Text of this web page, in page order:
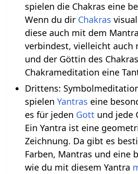
spielen die Chakras eine
Wenn du dir Chakras
diese auch mit dem
verbindest, vielleicht auch
und der Göttin des
Chakrameditation eine
Drittens:
spielen Yantras eine
es für jeden Gott und jede
Ein Yantra ist eine
Zeichnung. Da gibt es
Farben, Mantras und eine
wie du mit diesem Yantra